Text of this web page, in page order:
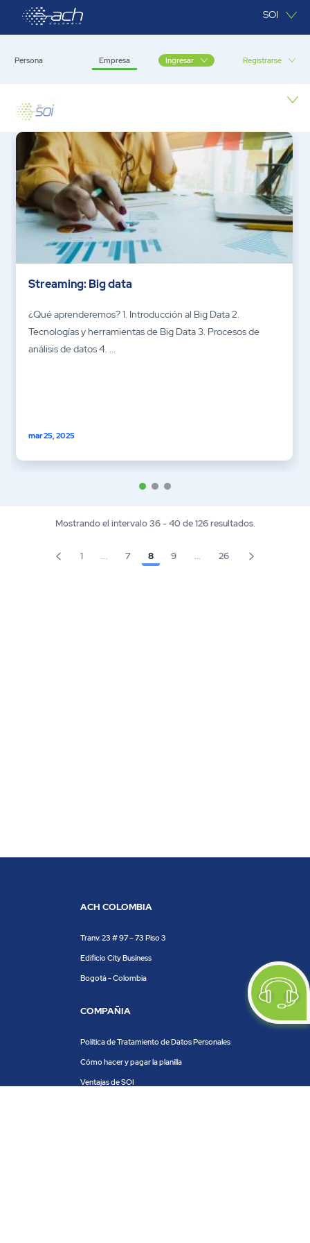
Saltar al contenido principal SOI
Persona Empresa Ingresar Registrarse
Empresa
Streaming: Big data
¿Qué aprenderemos? 1. Introducción al Big Data 2.
Tecnologías y herramientas de Big Data 3. Procesos de
análisis de datos 4. ...
mar 25, 2025
Mostrando el intervalo 36 - 40 de 126 resultados.
Página
1 ...Páginas intermedias Use TAB para desplazarse.
Página
7 Página
8 Página
9 ...Páginas intermedias Use
Página
26
ACH COLOMBIA
Tranv. 23 # 97 – 73 Piso 3
Edificio City Business
Bogotá - Colombia
COMPAÑIA
Política de Tratamiento de Datos Personales
Cómo hacer y pagar la planilla
Ventajas de SOI